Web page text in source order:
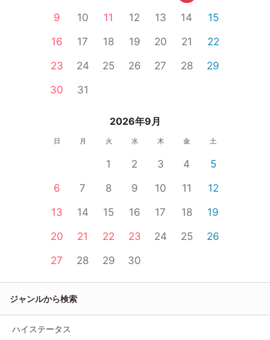
9
10 11 12 13 14
15
16
17 18 19 20 21
22
23
24 25 26 27 28
29
30
31
2026年9月
日 月 火 水 木 金 土
1 2 3 4
5
6
7 8 9 10 11
12
13
14 15 16 17 18
19
20
21 22 23 24 25
26
27
28 29 30
ジャンルから検索
ハイステータス